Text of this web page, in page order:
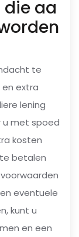
aa
te
extra
lening
u met spoed
kosten
betalen
eventuele
kunt u
en een